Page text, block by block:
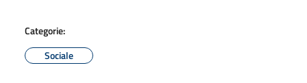
Categorie:
Sociale